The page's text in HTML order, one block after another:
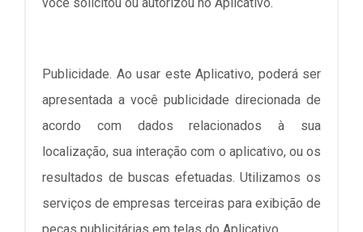
você solicitou ou autorizou no Aplicativo.
Publicidade. Ao usar este Aplicativo, poderá ser
apresentada a você publicidade direcionada de
acordo com dados relacionados à sua
localização, sua interação com o aplicativo, ou os
resultados de buscas efetuadas. Utilizamos os
serviços de empresas terceiras para exibição de